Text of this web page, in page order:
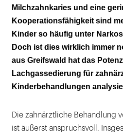
Wirkung
Technik und
Evidenz in der
Milchzahnkaries und eine
Kooperationsfähigkeit sind
Kinder so häufig unter
Doch ist dies wirklich immer
aus Greifswald hat das
Lachgassedierung für
Kinderbehandlungen
Die zahnärztliche Behandlung
ist äußerst anspruchsvoll.